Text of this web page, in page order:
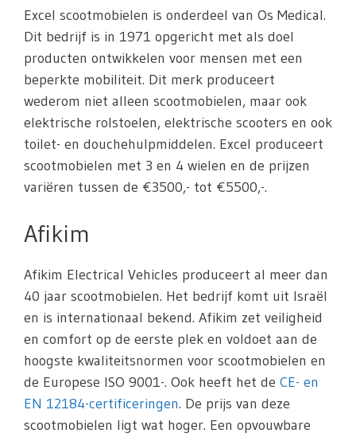
Excel scootmobielen is onderdeel van Os Medical.
Dit bedrijf is in 1971 opgericht met als doel
producten ontwikkelen voor mensen met een
beperkte mobiliteit. Dit merk produceert
wederom niet alleen scootmobielen, maar ook
elektrische rolstoelen, elektrische scooters en ook
toilet- en douchehulpmiddelen. Excel produceert
scootmobielen met 3 en 4 wielen en de prijzen
variëren tussen de €3500,- tot €5500,-.
Afikim
Afikim Electrical Vehicles produceert al meer dan
40 jaar scootmobielen. Het bedrijf komt uit Israël
en is internationaal bekend. Afikim zet veiligheid
en comfort op de eerste plek en voldoet aan de
hoogste kwaliteitsnormen voor scootmobielen en
de Europese ISO 9001-. Ook heeft het de CE- en
EN 12184-certificeringen. De prijs van deze
scootmobielen ligt wat hoger. Een opvouwbare